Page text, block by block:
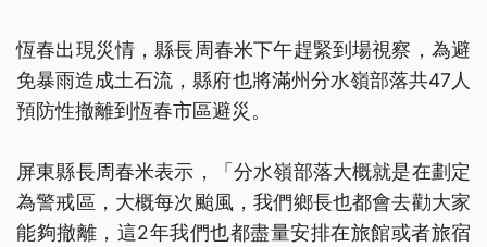
恆春出現災情，縣長周春米下午趕緊到場視察，為避
免暴雨造成土石流，縣府也將滿州分水嶺部落共47人
預防性撤離到恆春市區避災。
屏東縣長周春米表示，「分水嶺部落大概就是在劃定
為警戒區，大概每次颱風，我們鄉長也都會去勸大家
能夠撤離，這2年我們也都盡量安排在旅館或者旅宿